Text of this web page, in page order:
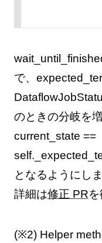
で、
のときの分岐を
current_state ==
となるようにしま
詳細は修正 PR
(※2) Helper